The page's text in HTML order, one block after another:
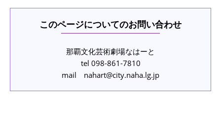
このページについてのお問い合わせ
那覇文化芸術劇場なはーと
tel 098-861-7810
mail nahart@city.naha.lg.jp